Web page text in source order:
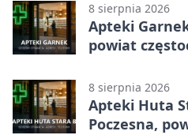
8 sierpnia 2026
Apteki
powiat
8 sierpnia 2026
Apteki Huta
Poczesna,